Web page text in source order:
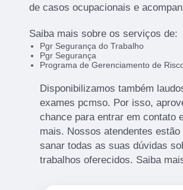
de casos ocupacionais e
Saiba mais sobre os serviços de:
Pgr Segurança do Trabalho
Pgr Segurança
Programa de Gerenciamento de
Disponibilizamos também
exames pcmso. Por isso,
chance para entrar em contato
mais. Nossos atendentes
sanar todas as suas dúvidas
trabalhos oferecidos. Saiba